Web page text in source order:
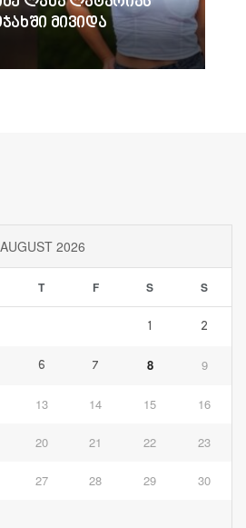
მივიდა
AUGUST 2026
T F S S
1 2
6 7 8 9
13 14 15 16
20 21 22 23
27 28 29 30